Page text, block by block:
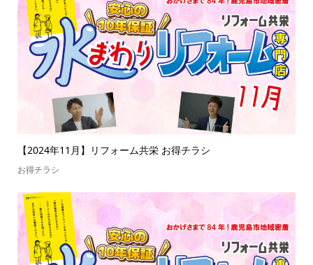
【2024年11月】リフォーム共栄 お得チラシ
お得チラシ